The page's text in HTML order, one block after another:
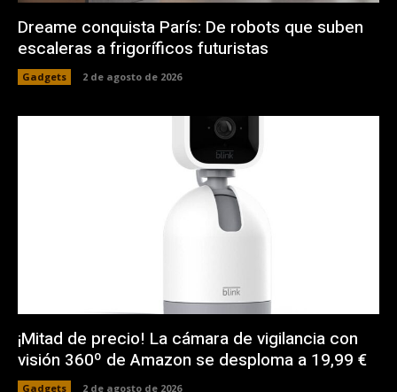
Dreame conquista París: De robots que suben
escaleras a frigoríficos futuristas
Gadgets 2 de agosto de 2026
¡Mitad de precio! La cámara de vigilancia con
visión 360º de Amazon se desploma a 19,99 €
Gadgets 2 de agosto de 2026